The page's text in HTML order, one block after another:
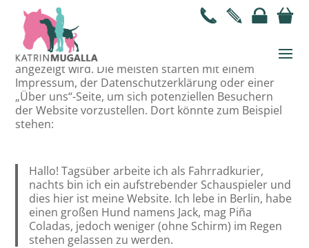
Dies ist eine Beispiel-Seite. Sie unterscheidet sich von
Beiträgen, da sie stets an derselben Stelle bleibt und
(bei den meisten Themes) in der Website-Navigation
angezeigt wird. Die meisten starten mit einem
Impressum, der Datenschutzerklärung oder einer
„Über uns“-Seite, um sich potenziellen Besuchern
der Website vorzustellen. Dort könnte zum Beispiel
stehen:
Hallo! Tagsüber arbeite ich als Fahrradkurier,
nachts bin ich ein aufstrebender Schauspieler und
dies hier ist meine Website. Ich lebe in Berlin, habe
einen großen Hund namens Jack, mag Piña
Coladas, jedoch weniger (ohne Schirm) im Regen
stehen gelassen zu werden.